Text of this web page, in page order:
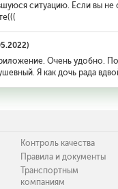
ситуацию. Если вы
Очень удобно.
Я как дочь рада
Контроль качества
Правила и документы
Транспортным
компаниям